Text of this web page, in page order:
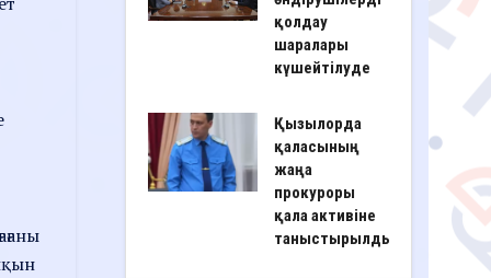
қолдау
шаралары
күшейтілуде
Қызылорда
қаласының
жаңа
прокуроры
қала активіне
таныстырылды